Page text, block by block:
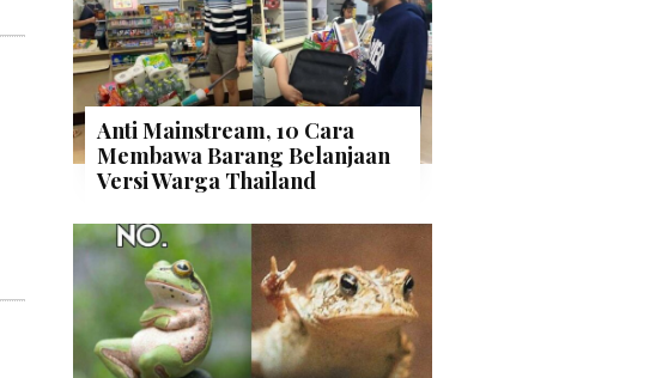
Anti Mainstream, 10 Cara
Membawa Barang Belanjaan
Versi Warga Thailand